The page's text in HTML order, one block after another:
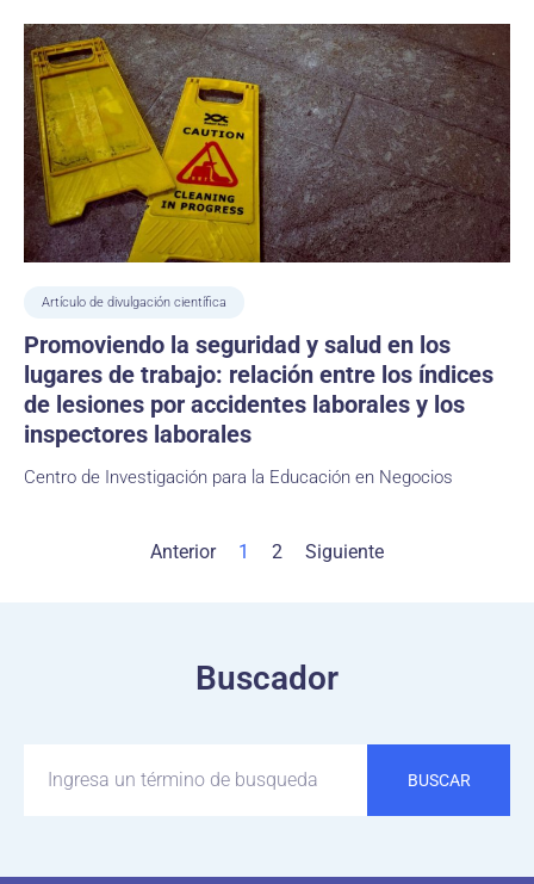
Artículo de divulgación científica
Promoviendo la seguridad y salud en los
lugares de trabajo: relación entre los índices
de lesiones por accidentes laborales y los
inspectores laborales
Centro de Investigación para la Educación en Negocios
Anterior 1 2 Siguiente
Buscador
BUSCAR